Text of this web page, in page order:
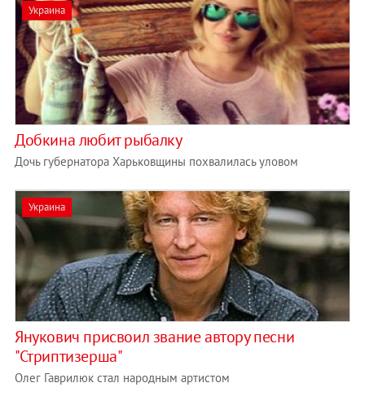
Украина
Добкина любит рыбалку
Дочь губернатора Харьковщины похвалилась уловом
Украина
Янукович присвоил звание автору песни
"Стриптизерша"
Олег Гаврилюк стал народным артистом